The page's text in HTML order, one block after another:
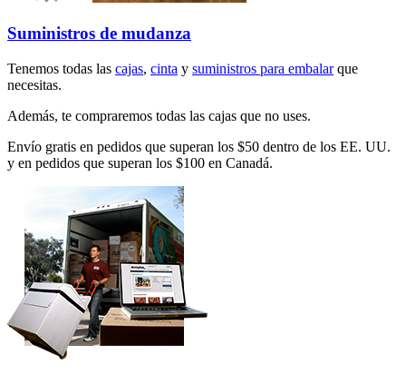
Suministros de mudanza
Tenemos todas las cajas, cinta y suministros para embalarque
necesitas.
Además, te compraremos todas las cajas que no uses.
Envío gratis en pedidos que superan los $50 dentro de los EE. UU.
y en pedidos que superan los $100 en Canadá.